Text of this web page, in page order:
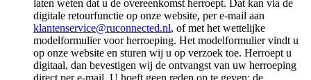
laten weten dat u de overeenkomst herroept. Dat kan via de
digitale retourfunctie op onze website, per e-mail aan
klantenservice@ruconnected.nl, of met het wettelijke
modelformulier voor herroeping. Het modelformulier vindt u
op onze website en sturen wij u op verzoek toe. Herroept u
digitaal, dan bevestigen wij de ontvangst van uw herroeping